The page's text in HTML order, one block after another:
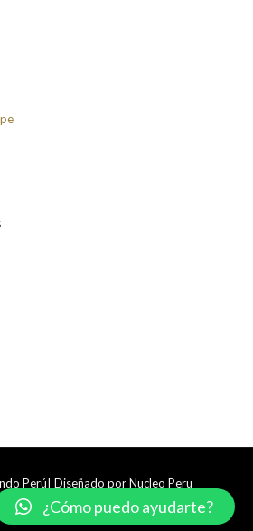
Perú| Diseñado por Nucleo Peru
¿Cómo puedo ayudarte?